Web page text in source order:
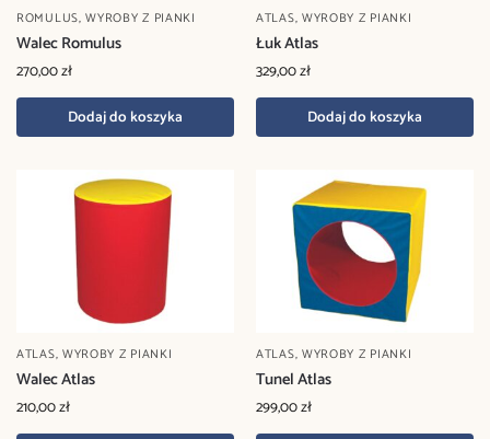
ROMULUS,WYROBY Z PIANKI
Walec Romulus
270,00zł
Dodaj do koszyka
ATLAS, WYROBY Z PIANKI
Łuk Atlas
329,00zł
Dodaj do koszyka
ATLAS, WYROBY Z PIANKI
Walec Atlas
210,00zł
ATLAS, WYROBY Z PIANKI
Tunel Atlas
299,00zł